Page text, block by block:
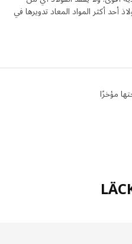
أكثر المواد المعاد تدويرها في